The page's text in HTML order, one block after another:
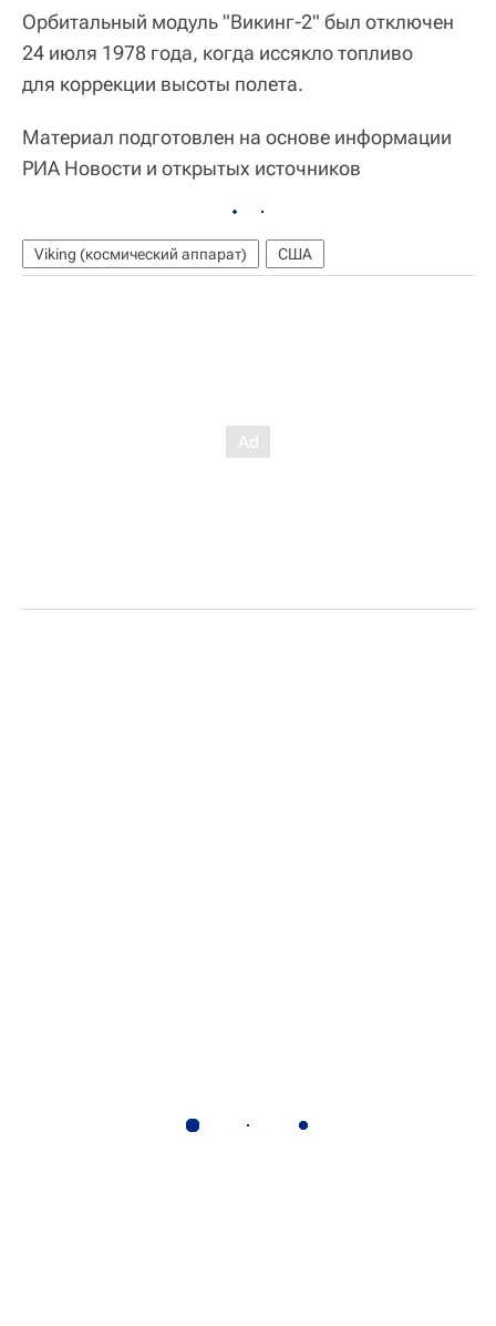
Орбитальный модуль "Викинг-2" был отключен
24 июля 1978 года, когда иссякло топливо
для коррекции высоты полета.
Материал подготовлен на основе информации
РИА Новости и открытых источников
Viking (космический аппарат) США